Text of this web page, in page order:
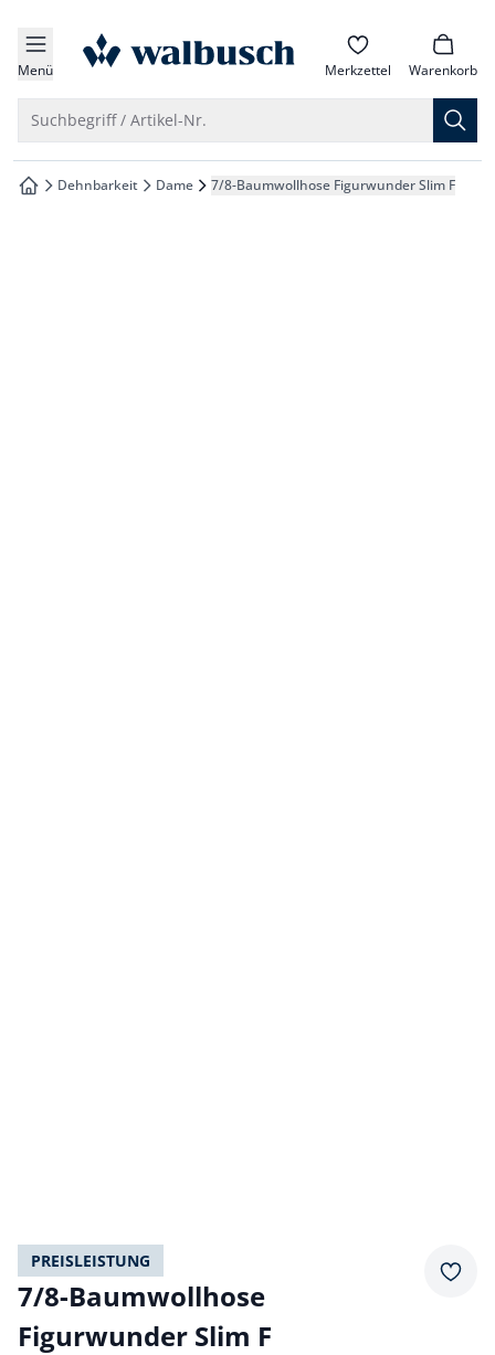
springen
springen
springen
springen
Menü zur Startseite Merkzettel Warenkorb
Suchbegriff / Artikel-Nr.
zur Startseite
Dehnbarkeit Dame 7/8-Baumwollhose Figurwunder Slim F
PREISLEISTUNG
7/8-Baumwollhose
Figurwunder Slim F